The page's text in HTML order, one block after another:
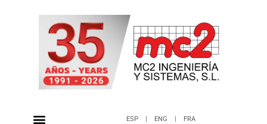
ESP ENG FRA